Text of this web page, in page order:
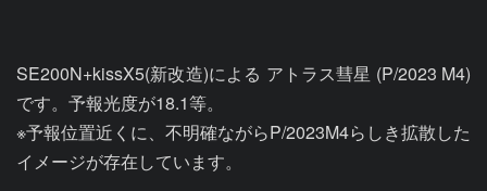
SE200N+kissX5(新改造)による アトラス彗星 (P/2023 M4)
です。予報光度が18.1等。
※予報位置近くに、不明確ながらP/2023M4らしき拡散した
イメージが存在しています。